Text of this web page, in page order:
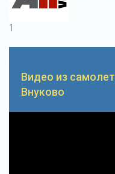
1
Видео из
Внуково